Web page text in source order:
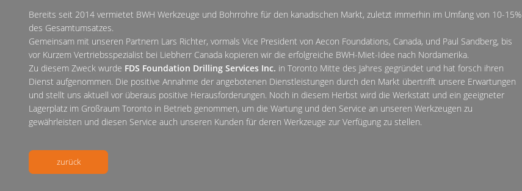
Bereits seit 2014 vermietet BWH Werkzeuge und Bohrrohre für den kanadischen Markt, zuletzt immerhin im Umfang von 10-15%
des Gesamtumsatzes.
Gemeinsam mit unseren Partnern Lars Richter, vormals Vice President von Aecon Foundations, Canada, und Paul Sandberg, bis
vor Kurzem Vertriebsspezialist bei Liebherr Canada kopieren wir die erfolgreiche BWH-Miet-Idee nach Nordamerika.
Zu diesem Zweck wurde FDS Foundation Drilling Services Inc. in Toronto Mitte des Jahres gegründet und hat forsch ihren
Dienst aufgenommen. Die positive Annahme der angebotenen Dienstleistungen durch den Markt übertrifft unsere Erwartungen
und stellt uns aktuell vor überaus positive Herausforderungen. Noch in diesem Herbst wird die Werkstatt und ein geeigneter
Lagerplatz im Großraum Toronto in Betrieb genommen, um die Wartung und den Service an unseren Werkzeugen zu
gewährleisten und diesen Service auch unseren Kunden für deren Werkzeuge zur Verfügung zu stellen.
zurück